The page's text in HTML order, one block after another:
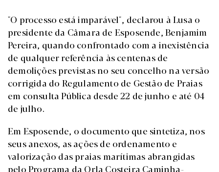
"O processo está imparável", declarou à Lusa o
presidente da Câmara de Esposende, Benjamim
Pereira, quando confrontado com a inexistência
de qualquer referência às centenas de
demolições previstas no seu concelho na versão
corrigida do Regulamento de Gestão de Praias
em consulta Pública desde 22 de junho e até 04
de julho.
Em Esposende, o documento que sintetiza, nos
seus anexos, as ações de ordenamento e
valorização das praias marítimas abrangidas
pelo Programa da Orla Costeira Caminha-